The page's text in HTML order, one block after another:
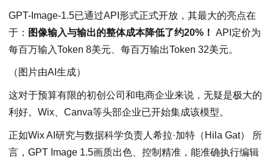
GPT-Image-1.5已通过API形式正式开放，其最大的亮点在
于： 图像输入与输出的整体成本降低了约20%！ API定价为
每百万输入Token 8美元、每百万输出Token 32美元。
（图片由AI生成）
这对于预算有限的初创公司和电商企业来说，无疑是极大的
利好。Wix、Canva等头部企业已开始集成该模型。
正如Wix AI研究与数据科学负责人希拉·加特（Hila Gat） 所
言，GPT Image 1.5画质出色、控制精准，能准确执行编辑